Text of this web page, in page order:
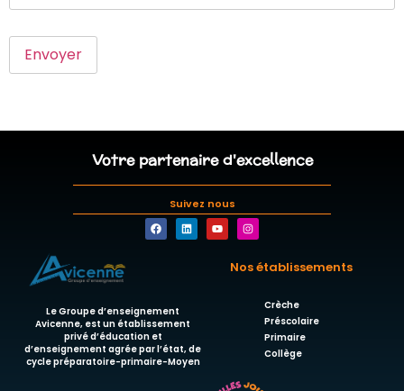
Votre partenaire d'excellence
Suivez nous
Le Groupe d’enseignement
Avicenne, est un établissement
privé d’éducation et
d’enseignement agrée par l’état, de
cycle préparatoire-primaire-Moyen
Nos établissements
Crèche
Préscolaire
Primaire
Collège